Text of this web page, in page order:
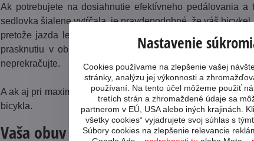
Ak potrebujete na dosiahnutie efektívneho pedálovania
sedlovka šialene vytŕčala, je pravdepodobné, že váš
pretože jazda len s malým zasunutím sedlovky v ráme
prasknutiu v oblasti tesne pod sedlovou objímkou. Je
neprekračujte.
A ak aj pri maximálne možnom vysunútí sedlovky je vaša
bicykla.
Vaša obuv naráža do predného kolesa
Nastavenie
Cookies používame na zlepšenie vašej
stránky, analýzu jej výkonnosti a
používaní. Na tento účel môžeme použiť
tretích strán a zhromaždené údaje sa
partnerom v EÚ, USA alebo iných krajinách.
všetky cookies“ vyjadrujete svoj súhlas s
Súbory cookies na zlepšenie relevancie